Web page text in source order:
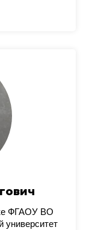
ФГАОУ ВО
университет